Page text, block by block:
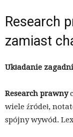
Research
zamiast
Układanie
Research prawny
wiele źródeł,
spójny wywód.